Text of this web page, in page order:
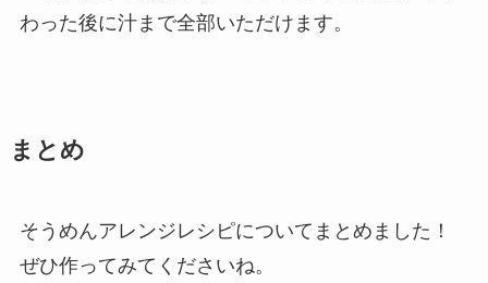
わった後に汁まで全部いただけます。
まとめ
そうめんアレンジレシピについてまとめました！
ぜひ作ってみてくださいね。